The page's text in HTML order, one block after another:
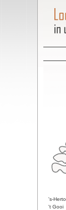
's-
't Gooi